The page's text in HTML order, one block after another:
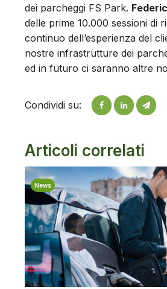
dei parcheggi FS Park.
delle prime 10.000 sessioni di
continuo dell’esperienza del
nostre infrastrutture dei
ed in futuro ci saranno altre
Condividi su:
Articoli correlati
News